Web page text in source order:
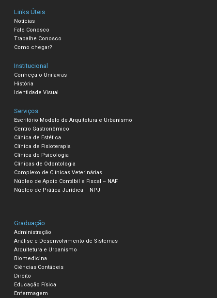
Links Úteis
Notícias
Fale Conosco
Trabalhe Conosco
Como chegar?
Institucional
Conheça o Unilavras
História
Identidade Visual
Serviços
Escritório Modelo de Arquitetura e Urbanismo
Centro Gastronômico
Clínica de Estética
Clínica de Fisioterapia
Clínica de Psicologia
Clínicas de Odontologia
Complexo de Clínicas Veterinárias
Núcleo de Apoio Contábil e Fiscal – NAF
Núcleo de Prática Jurídica – NPJ
Graduação
Administração
Análise e Desenvolvimento de Sistemas
Arquitetura e Urbanismo
Biomedicina
Ciências Contábeis
Direito
Educação Física
Enfermagem